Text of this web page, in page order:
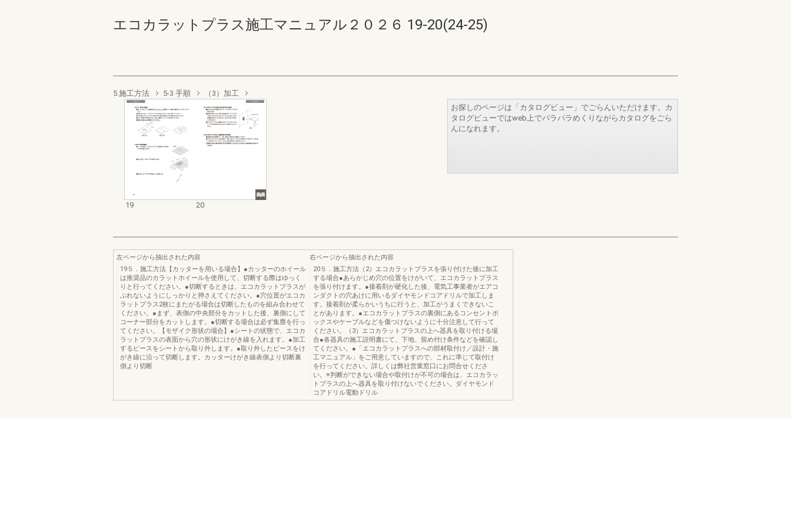
エコカラットプラス施工マニュアル２０２６ 19-20(24-25)
5.施工方法 5-3 手順 （3）加工
19 20
お探しのページは「カタログビュー」でごらんいただけます。カ
タログビューではweb上でパラパラめくりながらカタログをごら
んになれます。
左ページから抽出された内容
19５．施工方法【カッターを用いる場合】●カッターのホイール
は推奨品のカラットホイールを使用して、切断する際はゆっく
りと行ってください。●切断するときは、エコカラットプラスが
ぶれないようにしっかりと押さえてください。●穴位置がエコカ
ラットプラス2枚にまたがる場合は切断したものを組み合わせて
ください。●まず、表側の中央部分をカットした後、裏側にして
コーナー部分をカットします。●切断する場合は必ず集塵を行っ
てください。【モザイク形状の場合】●シートの状態で、エコカ
ラットプラスの表面から穴の形状にけがき線を入れます。●加工
するピースをシートから取り外します。●取り外したピースをけ
がき線に沿って切断します。カッターけがき線表側より切断裏
側より切断
右ページから抽出された内容
20５．施工方法（2）エコカラットプラスを張り付けた後に加工
する場合●あらかじめ穴の位置をけがいて、エコカラットプラス
を張り付けます。●接着剤が硬化した後、電気工事業者がエアコ
ンダクトの穴あけに用いるダイヤモンドコアドリルで加工しま
す。接着剤が柔らかいうちに行うと、加工がうまくできないこ
とがあります。●エコカラットプラスの裏側にあるコンセントボ
ックスやケーブルなどを傷つけないように十分注意して行って
ください。（3）エコカラットプラスの上へ器具を取り付ける場
合●各器具の施工説明書にて、下地、留め付け条件などを確認し
てください。●「エコカラットプラスへの部材取付け／設計・施
工マニュアル」をご用意していますので、これに準じて取付け
を行ってください。詳しくは弊社営業窓口にお問合せくださ
い。※判断ができない場合や取付けが不可の場合は、エコカラッ
トプラスの上へ器具を取り付けないでください。ダイヤモンド
コアドリル電動ドリル